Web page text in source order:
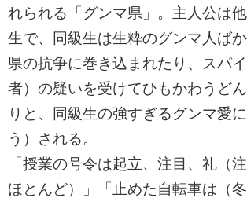
れられる「グンマ県」。主人公は
生で、同級生は生粋のグンマ人ば
県の抗争に巻き込まれたり、スパ
者）の疑いを受けてひもかわうど
りと、同級生の強すぎるグンマ愛
う）される。
「授業の号令は起立、注目、礼（
ほとんど）」「止めた自転車は（